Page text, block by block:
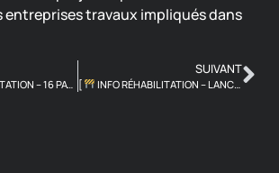
entreprises travaux impliqués dans
– 16 PAVILLONS ]
SUIVANT
[ INFO RÉHABILITATION – LANCEMENT TRAVAUX #SENLIS